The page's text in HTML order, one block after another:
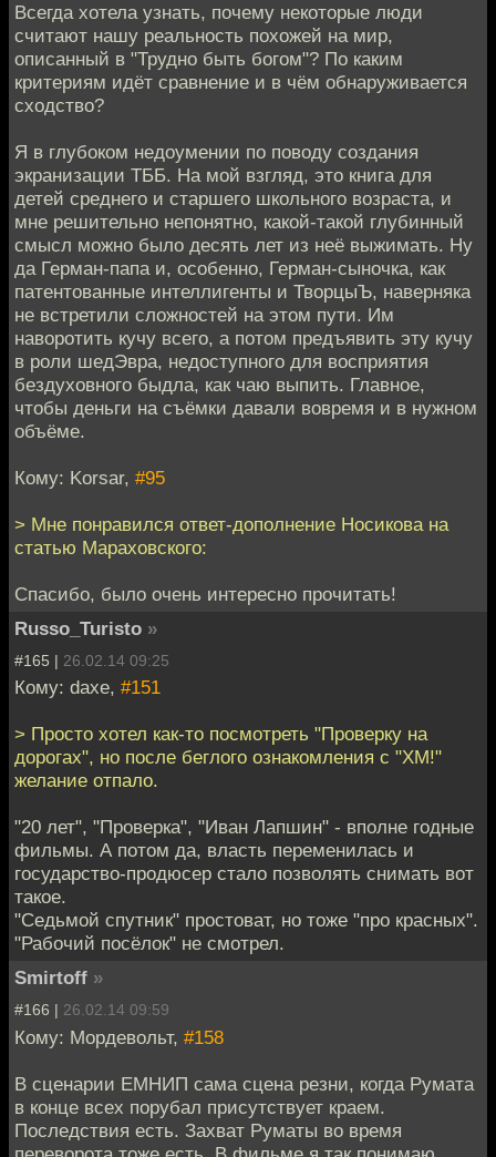
Всегда хотела узнать, почему некоторые люди
считают нашу реальность похожей на мир,
описанный в "Трудно быть богом"? По каким
критериям идёт сравнение и в чём обнаруживается
сходство?
Я в глубоком недоумении по поводу создания
экранизации ТББ. На мой взгляд, это книга для
детей среднего и старшего школьного возраста, и
мне решительно непонятно, какой-такой глубинный
смысл можно было десять лет из неё выжимать. Ну
да Герман-папа и, особенно, Герман-сыночка, как
патентованные интеллигенты и ТворцыЪ, наверняка
не встретили сложностей на этом пути. Им
наворотить кучу всего, а потом предъявить эту кучу
в роли шедЭвра, недоступного для восприятия
бездуховного быдла, как чаю выпить. Главное,
чтобы деньги на съёмки давали вовремя и в нужном
объёме.
Кому: Korsar, #95
> Мне понравился ответ-дополнение Носикова на
статью Мараховского:
Спасибо, было очень интересно прочитать!
Russo_Turisto »
#165 | 26.02.14 09:25
Кому: daxe, #151
> Просто хотел как-то посмотреть "Проверку на
дорогах", но после беглого ознакомления с "ХМ!"
желание отпало.
"20 лет", "Проверка", "Иван Лапшин" - вполне годные
фильмы. А потом да, власть переменилась и
государство-продюсер стало позволять снимать вот
такое.
"Седьмой спутник" простоват, но тоже "про красных".
"Рабочий посёлок" не смотрел.
Smirtoff »
#166 | 26.02.14 09:59
Кому: Мордевольт, #158
В сценарии ЕМНИП сама сцена резни, когда Румата
в конце всех порубал присутствует краем.
Последствия есть. Захват Руматы во время